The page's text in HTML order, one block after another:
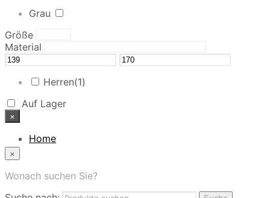
Grau
Größe
Material
Herren(1)
Auf Lager
×
Home
App
×
Wonach suchen Sie?